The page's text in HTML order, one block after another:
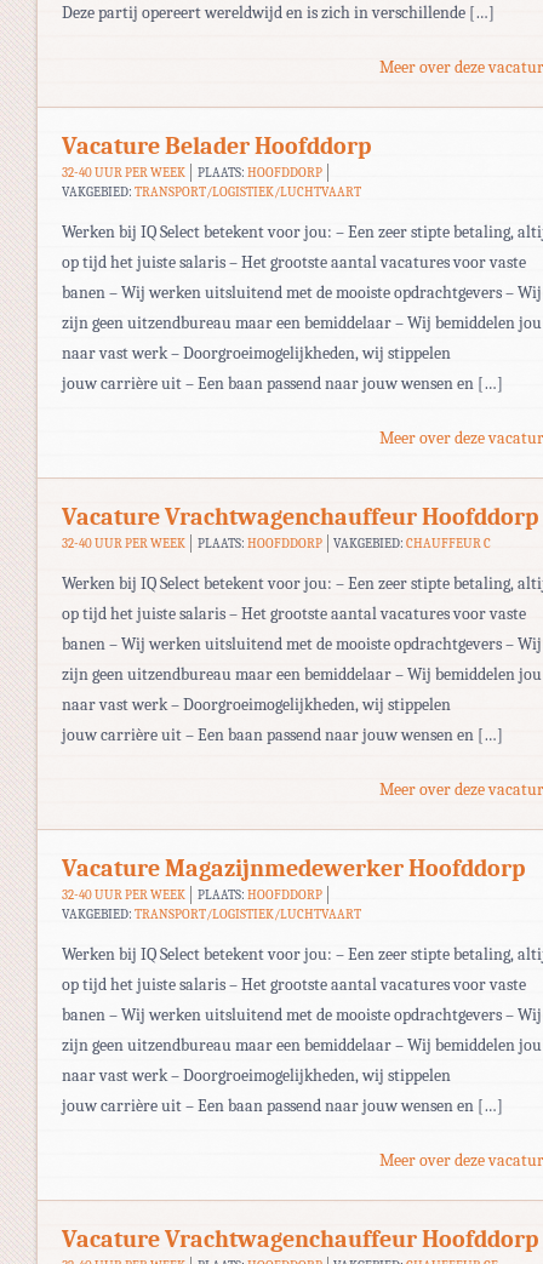
Deze partij opereert wereldwijd en is zich in verschillende […]
Meer over deze
Vacature Belader Hoofddorp
32-40 UUR PER WEEK PLAATS: HOOFDDORP
VAKGEBIED: TRANSPORT/LOGISTIEK/LUCHTVAART
Werken bij IQ Select betekent voor jou: – Een zeer stipte betaling,
op tijd het juiste salaris – Het grootste aantal vacatures voor vaste
banen – Wij werken uitsluitend met de mooiste opdrachtgevers – Wij
zijn geen uitzendbureau maar een bemiddelaar – Wij bemiddelen jou
naar vast werk – Doorgroeimogelijkheden, wij stippelen
jouw carrière uit – Een baan passend naar jouw wensen en […]
Meer over deze
Vacature Vrachtwagenchauffeur Hoofddorp
32-40 UUR PER WEEK PLAATS: HOOFDDORP VAKGEBIED:CHAUFFEUR C
Werken bij IQ Select betekent voor jou: – Een zeer stipte betaling,
op tijd het juiste salaris – Het grootste aantal vacatures voor vaste
banen – Wij werken uitsluitend met de mooiste opdrachtgevers – Wij
zijn geen uitzendbureau maar een bemiddelaar – Wij bemiddelen jou
naar vast werk – Doorgroeimogelijkheden, wij stippelen
jouw carrière uit – Een baan passend naar jouw wensen en […]
Meer over deze
Vacature Magazijnmedewerker Hoofddorp
32-40 UUR PER WEEK PLAATS: HOOFDDORP
VAKGEBIED: TRANSPORT/LOGISTIEK/LUCHTVAART
Werken bij IQ Select betekent voor jou: – Een zeer stipte betaling,
op tijd het juiste salaris – Het grootste aantal vacatures voor vaste
banen – Wij werken uitsluitend met de mooiste opdrachtgevers – Wij
zijn geen uitzendbureau maar een bemiddelaar – Wij bemiddelen jou
naar vast werk – Doorgroeimogelijkheden, wij stippelen
jouw carrière uit – Een baan passend naar jouw wensen en […]
Meer over deze
Vacature Vrachtwagenchauffeur Hoofddorp